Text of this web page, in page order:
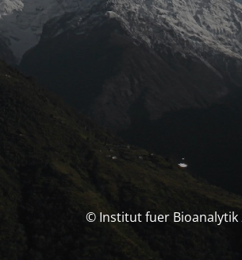
© Institut fuer Bioanalytik